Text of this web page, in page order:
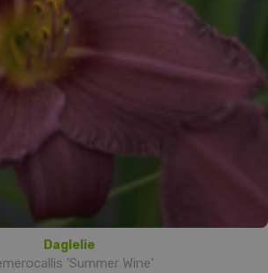
Daglelie
'Summer Wine'